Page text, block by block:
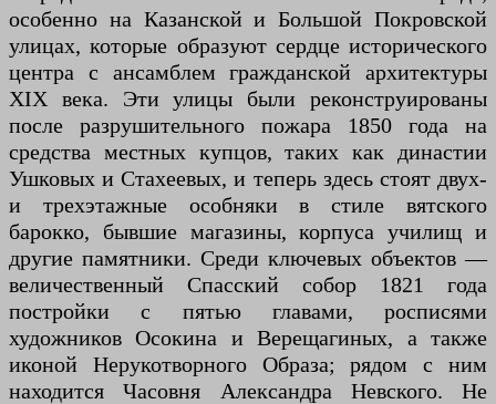
особенно на Казанской и Большой Покровской
улицах, которые образуют сердце исторического
центра с ансамблем гражданской архитектуры
XIX века. Эти улицы были реконструированы
после разрушительного пожара 1850 года на
средства местных купцов, таких как династии
Ушковых и Стахеевых, и теперь здесь стоят двух-
и трехэтажные особняки в стиле вятского
барокко, бывшие магазины, корпуса училищ и
другие памятники. Среди ключевых объектов —
величественный Спасский собор 1821 года
постройки с пятью главами, росписями
художников Осокина и Верещагиных, а также
иконой Нерукотворного Образа; рядом с ним
находится Часовня Александра Невского. Не